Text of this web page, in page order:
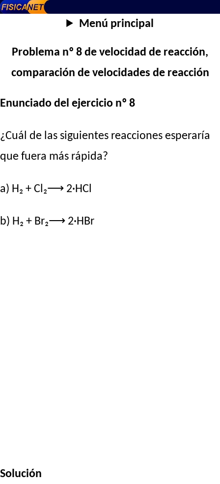
Menú principal
Problema nº 8 de velocidad de reacción,
comparación de velocidades de reacción
Enunciado del ejercicio nº 8
¿Cuál de las siguientes reacciones esperaría
que fuera más rápida?
a) H₂ + Cl₂⟶ 2·HCl
b) H₂ + Br₂⟶ 2·HBr
Solución